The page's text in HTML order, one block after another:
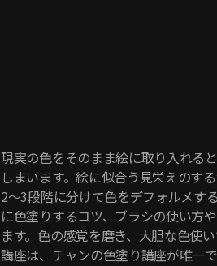
現実の色をそのまま絵に取り入れる
しまいます。絵に似合う見栄えのす
2～3段階に分けて色をデフォルメす
に色塗りするコツ、ブラシの使い方
ます。色の感覚を磨き、大胆な色使
講座は、チャンの色塗り講座が唯一